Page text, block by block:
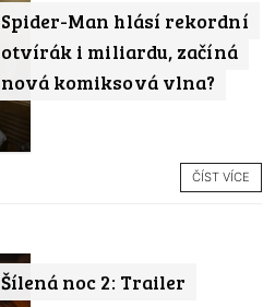
Spider-Man hlásí rekordní
otvírák i miliardu, začíná
nová komiksová vlna?
ČÍST VÍCE
Šílená noc 2: Trailer